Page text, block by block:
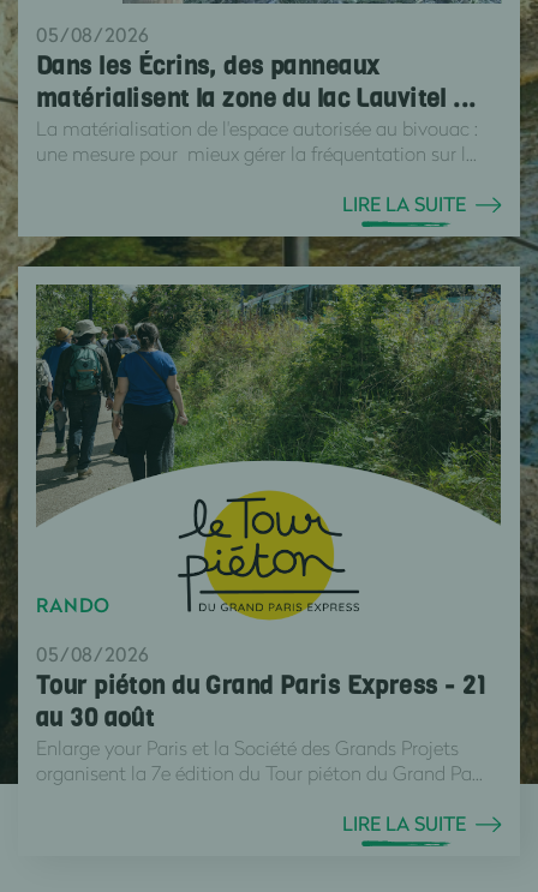
05/08/2026
Dans les Écrins, des panneaux
matérialisent la zone du lac Lauvitel ...
La matérialisation de l'espace autorisée au bivouac :
une mesure pour mieux gérer la fréquentation sur l...
LIRE LA SUITE
RANDO
05/08/2026
Tour piéton du Grand Paris Express - 21
au 30 août
Enlarge your Paris et la Société des Grands Projets
organisent la 7e édition du Tour piéton du Grand Pa...
LIRE LA SUITE